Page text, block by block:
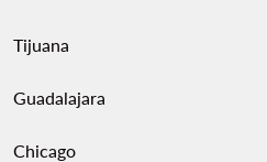
Tijuana
Guadalajara
Chicago